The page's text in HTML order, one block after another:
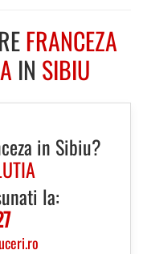
FRANCEZA
IN SIBIU
in Sibiu?
la: